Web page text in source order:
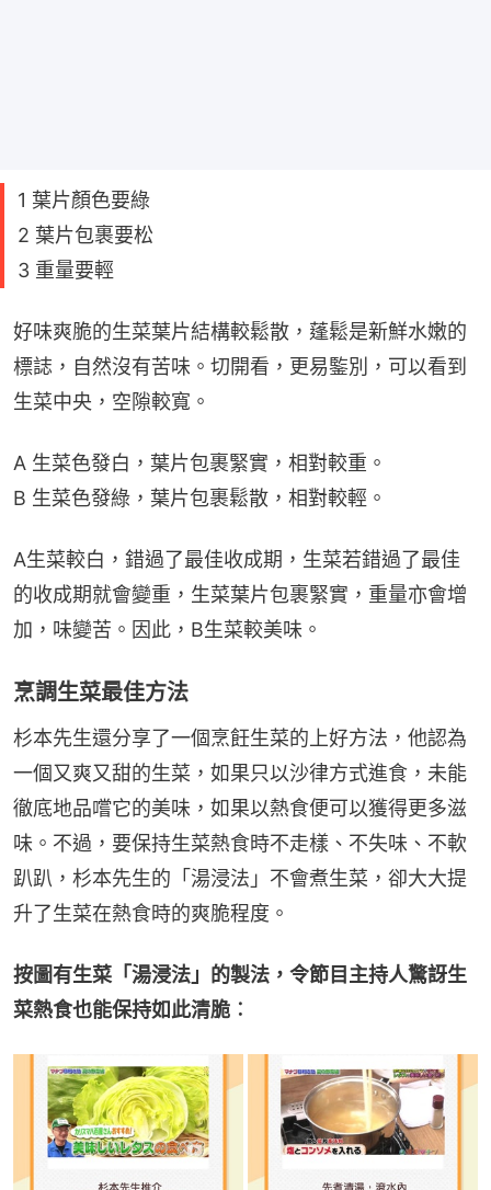
1 葉片顏色要綠
2 葉片包裹要松
3 重量要輕
好味爽脆的生菜葉片結構較鬆散，蓬鬆是新鮮水嫩的
標誌，自然沒有苦味。切開看，更易鍳別，可以看到
生菜中央，空隙較寬。
A 生菜色發白，葉片包裹緊實，相對較重。
B 生菜色發綠，葉片包裹鬆散，相對較輕。
A生菜較白，錯過了最佳收成期，生菜若錯過了最佳
的收成期就會變重，生菜葉片包裹緊實，重量亦會增
加，味變苦。因此，B生菜較美味。
烹調生菜最佳方法
杉本先生還分享了一個烹飪生菜的上好方法，他認為
一個又爽又甜的生菜，如果只以沙律方式進食，未能
徹底地品嚐它的美味，如果以熱食便可以獲得更多滋
味。不過，要保持生菜熱食時不走樣、不失味、不軟
趴趴，杉本先生的「湯浸法」不會煮生菜，卻大大提
升了生菜在熱食時的爽脆程度。
按圖有生菜「湯浸法」的製法，令節目主持人驚訝生
菜熱食也能保持如此清脆︰